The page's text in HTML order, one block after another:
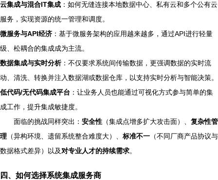
云集成与混合IT集成 ：如何无缝连接本地数据中心、私有云和多个公有云
服务，实现资源的统一管理和调度。
微服务与API经济 ：基于微服务架构的应用越来越多，通过API进行轻量
级、松耦合的集成成为主流。
数据集成与实时分析：不仅要求系统间传输数据，更强调数据的实时流
动、清洗、转换并注入数据湖或数据仓库，以支持实时分析与智能决策。
低代码/无代码集成平台 ：让业务人员也能通过可视化方式参与简单的集
成工作，提升集成敏捷度。
面临的挑战同样突出： 安全性 （集成点增多扩大攻击面）、 复杂性管
理 （异构环境、遗留系统整合难度大）、 标准不一 （不同厂商产品协议与
数据格式差异）以及对专业人才的持续需求。
四、如何选择系统集成服务商